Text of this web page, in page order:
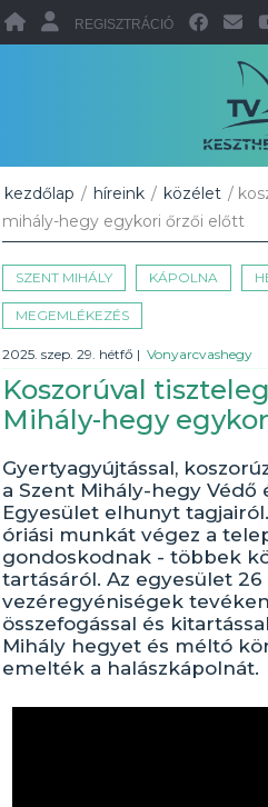
REGISZTRÁCIÓ
kezdőlap / híreink / közélet /
mihály-hegy egykori őrzői előtt
SZENT MIHÁLY KÁPOLNA
MEGEMLÉKEZÉS
2025. szep. 29. hétfő | Vonyarcvashegy
Koszorúval
Mihály-hegy
Gyertyagyújtással,
a Szent Mihály-hegy Védő
Egyesület elhunyt
óriási munkát végez a
gondoskodnak - többek
tartásáról. Az egyesület
vezéregyéniségek
összefogással és
Mihály hegyet és méltó
emelték a halászkápolnát.